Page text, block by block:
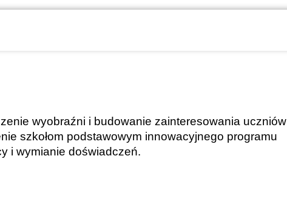
wyobraźni i budowanie zainteresowania uczniów
szkołom podstawowym innowacyjnego programu
i wymianie doświadczeń.